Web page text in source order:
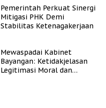
Pemerintah Perkuat Sinergi
Mitigasi PHK Demi
Stabilitas Ketenagakerjaan
Mewaspadai Kabinet
Bayangan: Ketidakjelasan
Legitimasi Moral dan